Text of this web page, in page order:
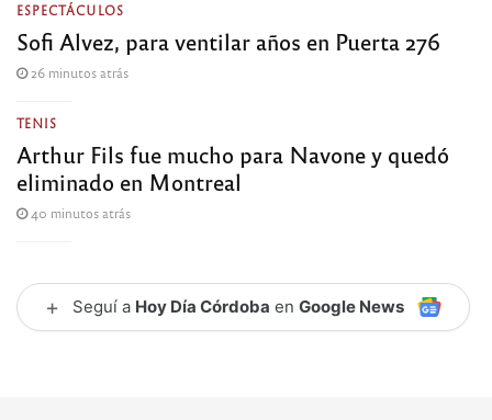
ESPECTÁCULOS
Sofi Alvez, para ventilar años en Puerta 276
26 minutos atrás
TENIS
Arthur Fils fue mucho para Navone y quedó
eliminado en Montreal
40 minutos atrás
+ Seguí a Hoy Día Córdoba en Google News